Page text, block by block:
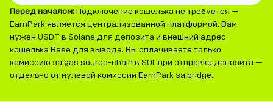
Перед началом:Подключение кошелька не требуется —
EarnPark является централизованной платформой. Вам
нужен USDT в Solana для депозита и внешний адрес
кошелька Base для вывода. Вы оплачиваете только
комиссию за gas source-chain в SOL при отправке депозита —
отдельно от нулевой комиссии EarnPark за bridge.